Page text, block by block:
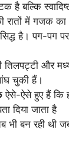
है बल्कि
की रातों में गजक
है। पग-पग
तिलपट्टी और
चुकी हैं।
ऐसे हुए हैं कि
दिया जाता है
बन रही थी